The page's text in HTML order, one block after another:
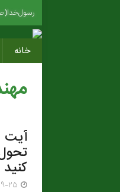
خانه
آیت
کنید